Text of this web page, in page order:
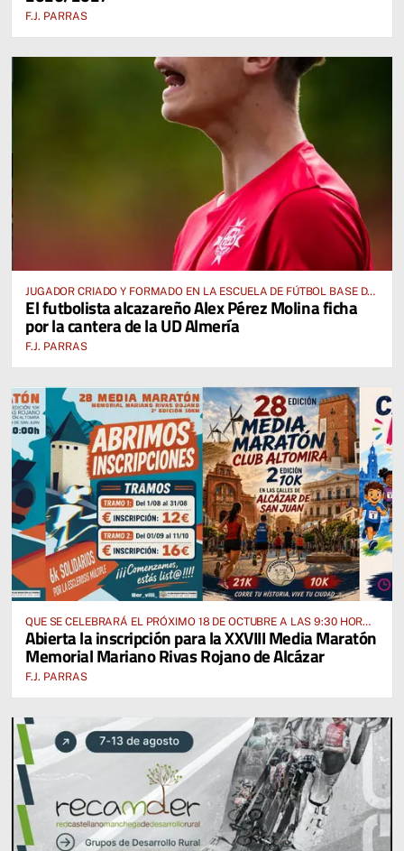
F.J. PARRAS
JUGADOR CRIADO Y FORMADO EN LA ESCUELA DE FÚTBOL BASE DE
ALCÁZAR DE SAN JUAN
El futbolista alcazareño Alex Pérez Molina ficha
por la cantera de la UD Almería
F.J. PARRAS
QUE SE CELEBRARÁ EL PRÓXIMO 18 DE OCTUBRE A LAS 9:30 HORAS
DESDE EL PABELLÓN VICENTE PANIAGUA
Abierta la inscripción para la XXVIII Media Maratón
Memorial Mariano Rivas Rojano de Alcázar
F.J. PARRAS